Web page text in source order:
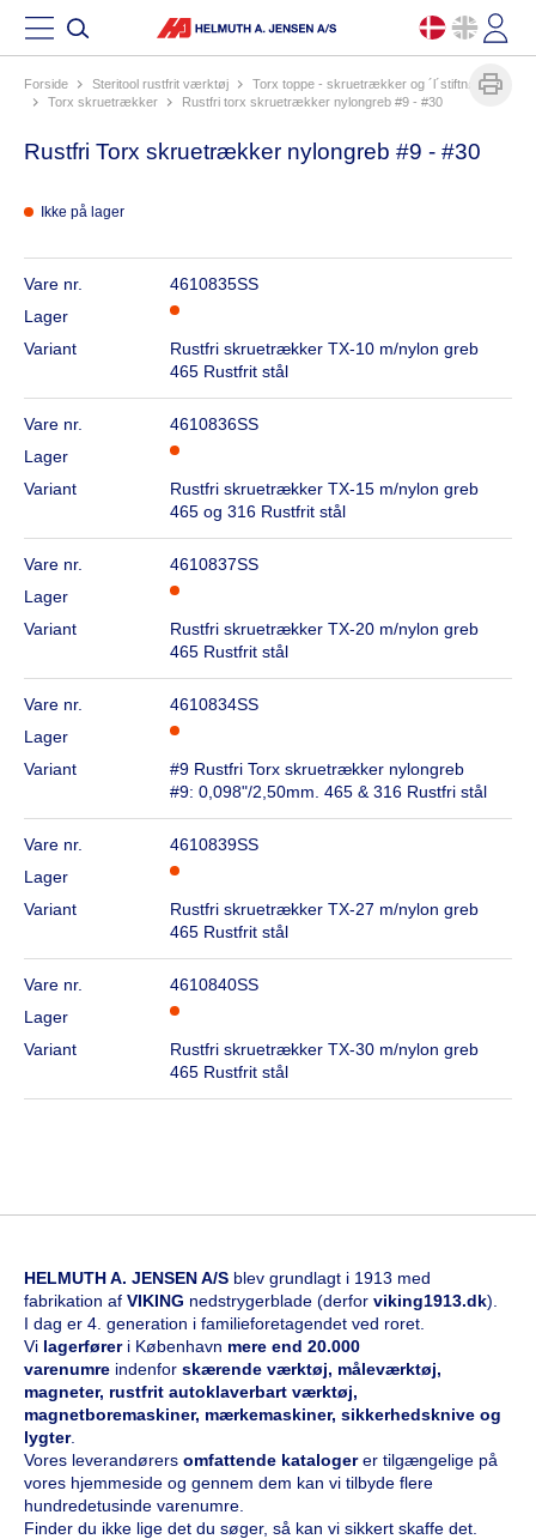
Forside steritool rustfrit værktøj
torx toppe - skruetrækker og ´l´stiftnøgler
torx skruetrækker
rustfri torx skruetrækker nylongreb #9 - #30
Rustfri Torx skruetrækker nylongreb #9 - #30
Ikke på lager
Vare nr.
4610835SS
Lager
Variant
Rustfri skruetrækker TX-10 m/nylon greb
465 Rustfrit stål
Vare nr.
4610836SS
Lager
Variant
Rustfri skruetrækker TX-15 m/nylon greb
465 og 316 Rustfrit stål
Vare nr.
4610837SS
Lager
Variant
Rustfri skruetrækker TX-20 m/nylon greb
465 Rustfrit stål
Vare nr.
4610834SS
Lager
Variant
#9 Rustfri Torx skruetrækker nylongreb
#9: 0,098"/2,50mm. 465 & 316 Rustfri stål
Vare nr.
4610839SS
Lager
Variant
Rustfri skruetrækker TX-27 m/nylon greb
465 Rustfrit stål
Vare nr.
4610840SS
Lager
Variant
Rustfri skruetrækker TX-30 m/nylon greb
465 Rustfrit stål
HELMUTH A. JENSEN A/S blev grundlagt i 1913 med
fabrikation af VIKING nedstrygerblade (derfor viking1913.dk).
I dag er 4. generation i familieforetagendet ved roret.
Vi lagerfører i København mere end 20.000
varenumre indenfor skærende værktøj, måleværktøj,
magneter, rustfrit autoklaverbart værktøj,
magnetboremaskiner, mærkemaskiner, sikkerhedsknive og
lygter.
Vores leverandørers omfattende katalogerer tilgængelige på
vores hjemmeside og gennem dem kan vi tilbyde flere
hundredetusinde varenumre.
Finder du ikke lige det du søger, så kan vi sikkert skaffe det.